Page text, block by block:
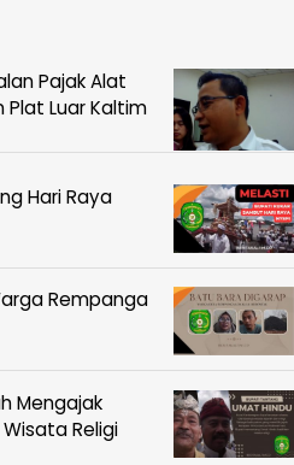
Pajak Alat
Luar Kaltim
Hari Raya
Rempanga
Mengajak
Religi